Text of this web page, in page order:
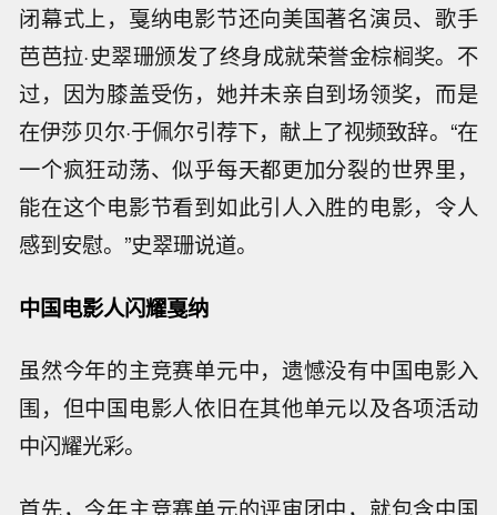
闭幕式上，戛纳电影节还向美国著名演员、歌手
芭芭拉·史翠珊颁发了终身成就荣誉金棕榈奖。不
过，因为膝盖受伤，她并未亲自到场领奖，而是
在伊莎贝尔·于佩尔引荐下，献上了视频致辞。“在
一个疯狂动荡、似乎每天都更加分裂的世界里，
能在这个电影节看到如此引人入胜的电影，令人
感到安慰。”史翠珊说道。
中国电影人闪耀戛纳
虽然今年的主竞赛单元中，遗憾没有中国电影入
围，但中国电影人依旧在其他单元以及各项活动
中闪耀光彩。
首先，今年主竞赛单元的评审团中，就包含中国